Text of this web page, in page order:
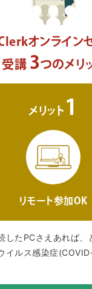
オンライン
受講 3つのメリ
メリット 1
リモート参加OK
したPCさえあれば、
イルス感染症